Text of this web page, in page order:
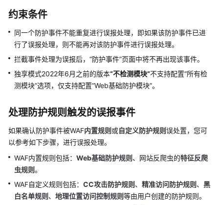
SDK
参
考
常
见
问
故
障
排
视
频
帮
约束条件
同一个防护事件不能重复进行误报处理，即如果该防护事件已进
行了误报处理，则不能再对该防护事件进行误报处理。
拦截事件处理为误报后，“防护事件”页面中将不再出现该事件。
独享模式2022年6月之前的版本“不检测模块”不支持配置“所有检
测模块”选项，仅支持配置“Web基础防护模块”。
处理防护规则触发的误报事件
如果确认防护事件被WAF内置规则 或自定义防护规则误处置，您可
以参考如下步骤，进行误报处理。
WAF内置规则包括： Web基础防护规则 、网站反爬虫的特征反爬
虫规则。
WAF自定义规则包括： CC攻击防护规则 、 精准访问防护规则 、 黑
白名单规则 、 地理位置访问控制规则等由用户创建的防护规则。